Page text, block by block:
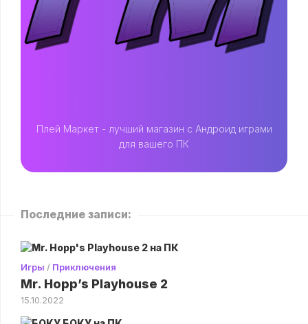
Плей Маркет - лучший магазин с Андроид играми
для вашего ПК
Последние записи:
Игры / Приключения
Mr. Hopp’s Playhouse 2
15.10.2022